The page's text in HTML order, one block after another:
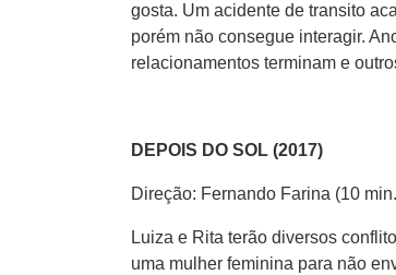
gosta. Um acidente de transito
porém não consegue interagir.
relacionamentos terminam e
DEPOIS DO SOL (2017)
Direção: Fernando Farina (10
Luiza e Rita terão diversos
uma mulher feminina para não